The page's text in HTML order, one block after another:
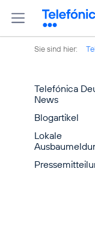
Sie sind hier:
Telefónica
News
Blogartikel
Lokale